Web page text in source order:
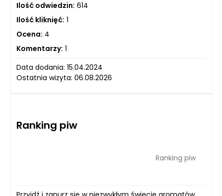
Ilość odwiedzin: 614
Ilość kliknięć: 1
Ocena: 4
Komentarzy: 1
Data dodania: 15.04.2024
Ostatnia wizyta: 06.08.2026
Ranking piw
Ranking piw